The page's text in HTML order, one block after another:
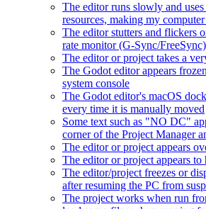
The editor runs slowly and
resources, making my
The editor stutters and flickers
rate monitor (G-Sync/FreeSync)
The editor or project takes a
The Godot editor appears
system console
The Godot editor's macOS
every time it is manually moved
Some text such as "NO DC"
corner of the Project Manager
The editor or project appears
The editor or project appears
The editor/project freezes or
after resuming the PC from
The project works when run